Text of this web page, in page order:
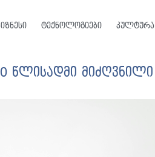
ტექნოლოგიები კულტურა
წლისადმი მიძღვნილი